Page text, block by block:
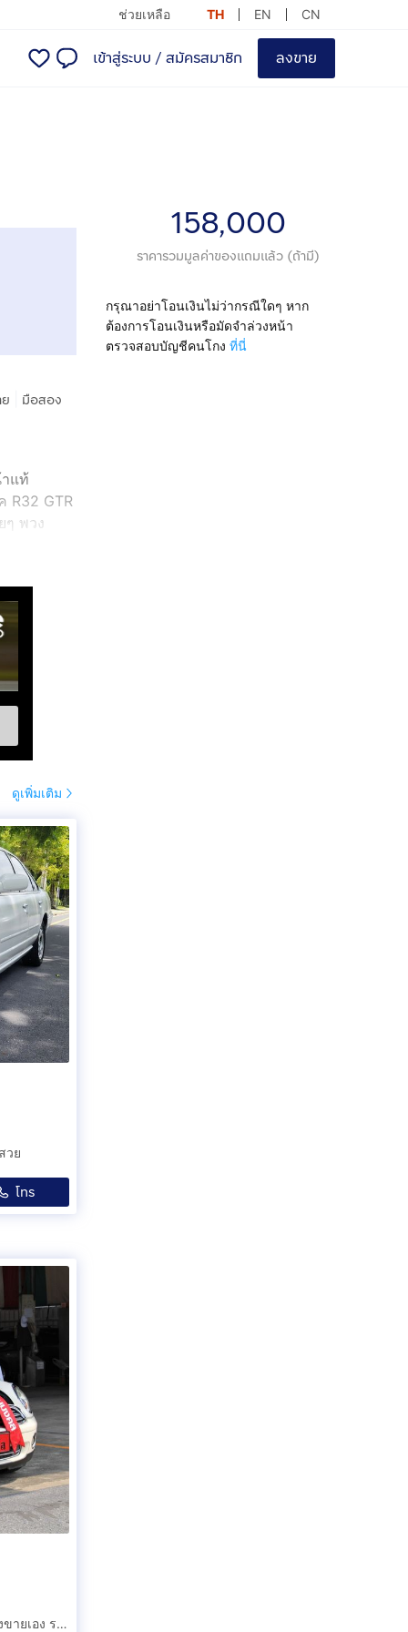
ช่วยเหลือ TH EN CN
เข้าสู่ระบบ / สมัครสมาชิก ลงขาย
มือสอง
แท้
R32 GTR
พวง
158,000
ราคารวมมูลค่าของแถมแล้ว (ถ้ามี)
กรุณาอย่าโอนเงินไม่ว่ากรณีใดๆ หาก
ต้องการโอนเงินหรือมัดจำล่วงหน้า
ตรวจสอบบัญชีคนโกง ที่นี่
ดูเพิ่มเติม
วย
โทร
MINI COOPER มินิ คูเปอร์ หลังคาแก้ว + ซันรูฟไฟฟ้า เจ้าของขายเอง รถสวย รถบ้าน 2ประตู รถเก๋งประหยัด สภาพดี ราคาถูก รถแต่ง ส่งฟรีถึงบ้าน ขายด่ว